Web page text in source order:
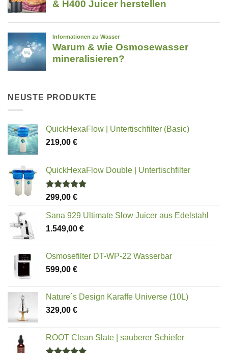
NEUSTE PRODUKTE
QuickHexaFlow | Untertischfilter (Basic)
219,00 €
QuickHexaFlow Double | Untertischfilter
Bewertet
von 5
299,00 €
Sana 929 Ultimate Slow Juicer aus Edelstahl
1.549,00 €
Osmosefilter DT-WP-22 Wasserbar
599,00 €
Nature´s Design Karaffe Universe (10L)
329,00 €
ROOT Clean Slate | sauberer Schiefer